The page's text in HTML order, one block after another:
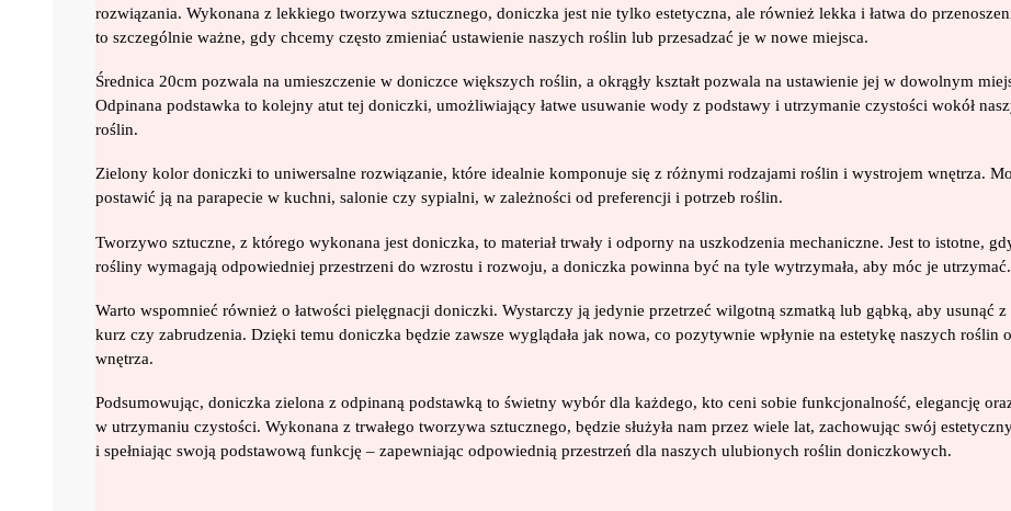
rozwiązania. Wykonana z lekkiego tworzywa sztucznego, doniczka jest nie tylko estetyczna, ale również lekka i łatwa do
to szczególnie ważne, gdy chcemy często zmieniać ustawienie naszych roślin lub przesadzać je w nowe miejsca.
Średnica 20cm pozwala na umieszczenie w doniczce większych roślin, a okrągły kształt pozwala na ustawienie jej w dowolnym
Odpinana podstawka to kolejny atut tej doniczki, umożliwiający łatwe usuwanie wody z podstawy i utrzymanie czystości wokół
roślin.
Zielony kolor doniczki to uniwersalne rozwiązanie, które idealnie komponuje się z różnymi rodzajami roślin i wystrojem wnętrza.
postawić ją na parapecie w kuchni, salonie czy sypialni, w zależności od preferencji i potrzeb roślin.
Tworzywo sztuczne, z którego wykonana jest doniczka, to materiał trwały i odporny na uszkodzenia mechaniczne. Jest to istotne,
rośliny wymagają odpowiedniej przestrzeni do wzrostu i rozwoju, a doniczka powinna być na tyle wytrzymała, aby móc je utrzymać.
Warto wspomnieć również o łatwości pielęgnacji doniczki. Wystarczy ją jedynie przetrzeć wilgotną szmatką lub gąbką, aby usunąć z
kurz czy zabrudzenia. Dzięki temu doniczka będzie zawsze wyglądała jak nowa, co pozytywnie wpłynie na estetykę naszych roślin
wnętrza.
Podsumowując, doniczka zielona z odpinaną podstawką to świetny wybór dla każdego, kto ceni sobie funkcjonalność, elegancję
w utrzymaniu czystości. Wykonana z trwałego tworzywa sztucznego, będzie służyła nam przez wiele lat, zachowując swój
i spełniając swoją podstawową funkcję – zapewniając odpowiednią przestrzeń dla naszych ulubionych roślin doniczkowych.